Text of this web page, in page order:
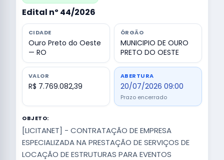
Edital nº 44/2026
CIDADE
Ouro Preto do Oeste
— RO
ÓRGÃO
MUNICIPIO DE OURO
PRETO DO OESTE
VALOR
R$ 7.769.082,39
ABERTURA
20/07/2026 09:00
Prazo encerrado
OBJETO:
[LICITANET] - CONTRATAÇÃO DE EMPRESA
ESPECIALIZADA NA PRESTAÇÃO DE SERVIÇOS DE
LOCAÇÃO DE ESTRUTURAS PARA EVENTOS